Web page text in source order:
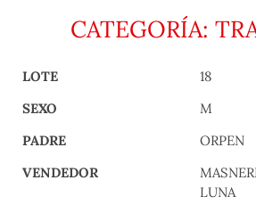
CATEGORÍA:
LOTE
18
SEXO
M
PADRE
ORPEN
VENDEDOR
LUNA